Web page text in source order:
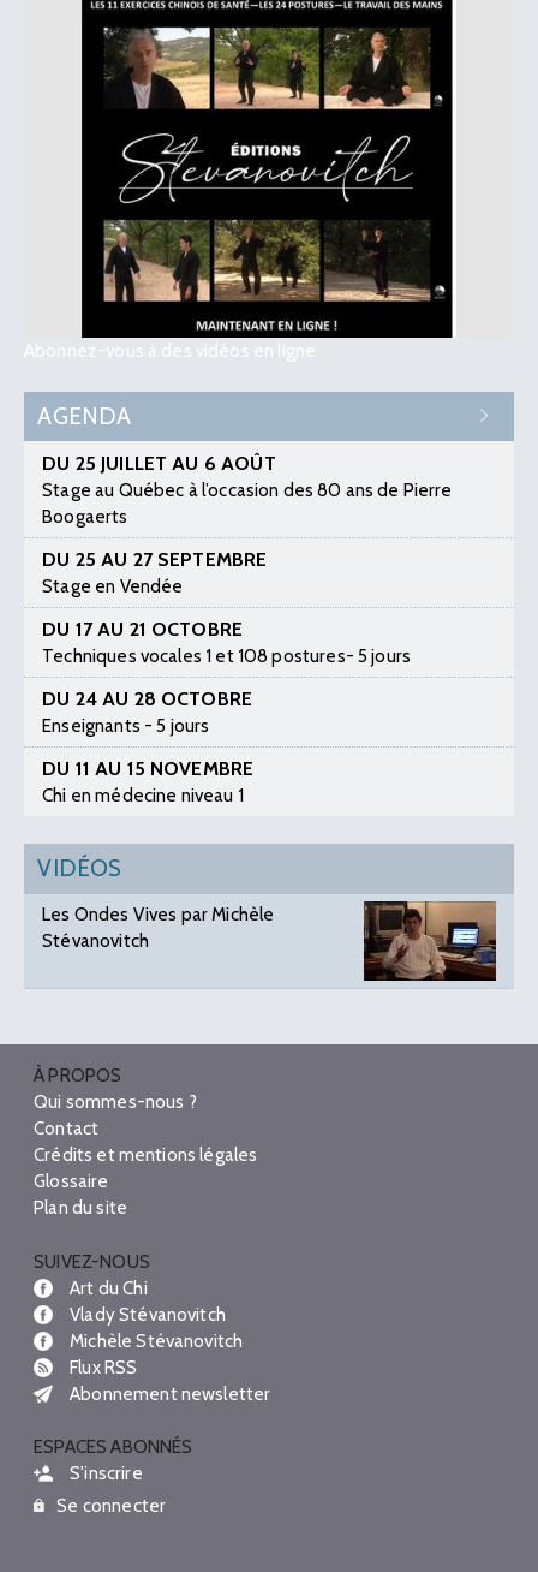
Abonnez-vous à des vidéos en ligne
AGENDA
DU 25 JUILLET AU 6 AOÛT
Stage au Québec à l’occasion des 80 ans de Pierre
Boogaerts
DU 25 AU 27 SEPTEMBRE
Stage en Vendée
DU 17 AU 21 OCTOBRE
Techniques vocales 1 et 108 postures- 5 jours
DU 24 AU 28 OCTOBRE
Enseignants - 5 jours
DU 11 AU 15 NOVEMBRE
Chi en médecine niveau 1
VIDÉOS
Les Ondes Vives par Michèle
Stévanovitch
À PROPOS
Qui sommes-nous ?
Contact
Crédits et mentions légales
Glossaire
Plan du site
SUIVEZ-NOUS
Art du Chi
Vlady Stévanovitch
Michèle Stévanovitch
Flux RSS
Abonnement newsletter
ESPACES ABONNÉS
S'inscrire
Se connecter